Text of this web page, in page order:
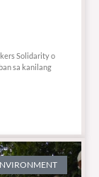
Solidarity o
sa kanilang